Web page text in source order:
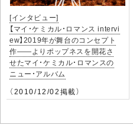
[インタビュー]
【マイ・ケミカル・ロマンス intervi
ew】2019年が舞台のコンセプト
作――よりポップネスを開花さ
せたマイ・ケミカル・ロマンスの
ニュー・アルバム
（2010/12/02掲載）